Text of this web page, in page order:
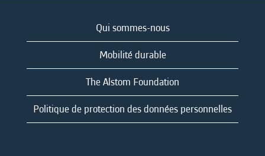
Qui sommes-nous
Mobilité durable
The Alstom Foundation
Politique de protection des données personnelles